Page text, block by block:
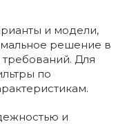
и модели,
решение в
Для
по
и